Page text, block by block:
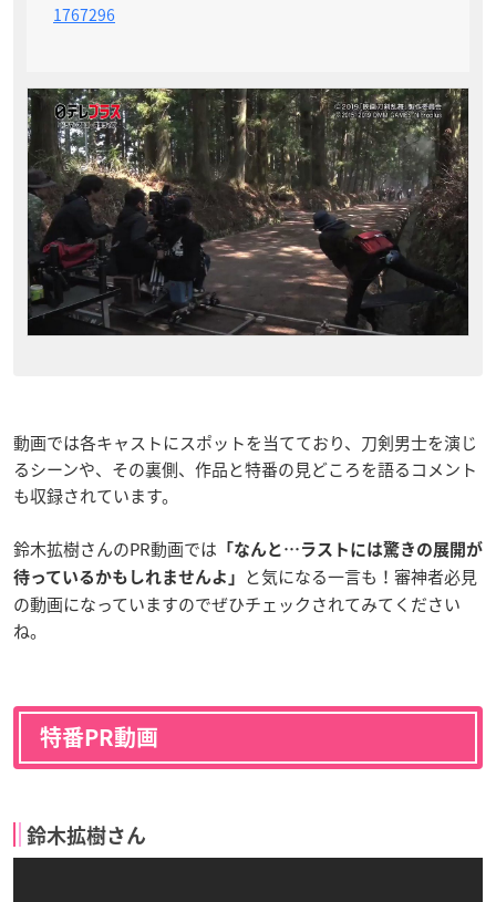
1767296
動画では各キャストにスポットを当てており、刀剣男士を演じ
るシーンや、その裏側、作品と特番の見どころを語るコメント
も収録されています。
鈴木拡樹さんのPR動画では 「なんと…ラストには驚きの展開が
待っているかもしれませんよ」
と気になる一言も！審神者必見
の動画になっていますのでぜひチェックされてみてください
ね。
特番PR動画
鈴木拡樹さん